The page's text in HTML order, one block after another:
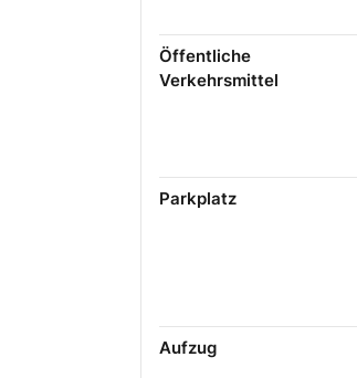
Öffentliche
Verkehrsmittel
Parkplatz
Aufzug